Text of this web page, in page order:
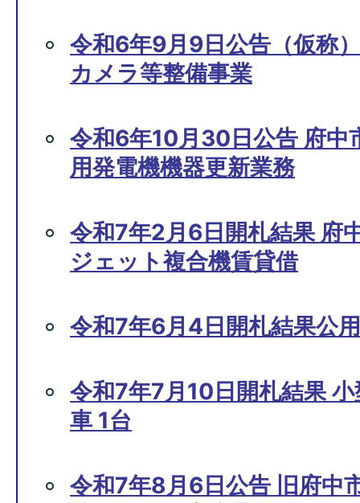
令和6年9月9日公告（仮称
カメラ等整備事業
令和6年10月30日公告 府中
用発電機機器更新業務
令和7年2月6日開札結果 府
ジェット複合機賃貸借
令和7年6月4日開札結果公
令和7年7月10日開札結果
車 1台
令和7年8月6日公告 旧府中